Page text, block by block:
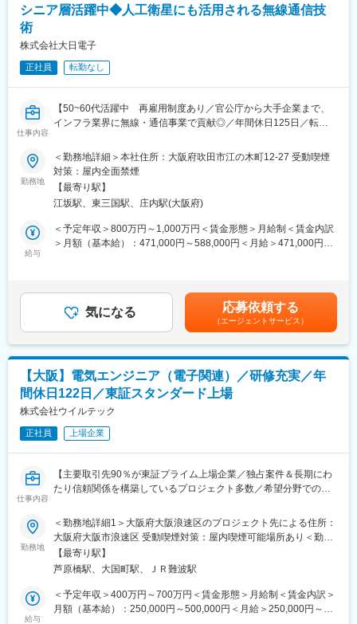
■弊社製品について
信によるシステム制御でギアを変速する機能などセンサーネット
ない新たな概念の制御機能を開発してきました。
環境で使用されます。こうした無線にとって不利な条件が重なる
状況で、電磁干渉や透過性、通信の安定性などの技術課題を解決
リールにおいても同様です。また、これらの技術課題を開発段階
で解決するため、机上のシミュレーションを行い、静的・動的解
析を行うことで開発リードタイムを短縮し、製品の性能や信頼性
向上に取り組んでいます。
■ミッション
昨今の通信・制御技術の進化に伴い、各国の規格や法規制が変化
れる中、設計開発段階での電磁波の挙動や無線特性に関する理論
的な予測や分析を行い、リアルタイムの挙動把握や性能の最適
化、ノイズや干渉問題の早期検出に繋げるべく募集を図ります
シニア層活躍中◆人工衛星にも活用される無線通信技
術
株式会社大日電子
正社員 転勤なし
仕事内容
【50~60代活躍中 再雇用制度あり／官公庁から大手企業まで、
インフラ業界に無線・通信事業で貢献◎／年間休日125日／転勤
■業務内容：列車無線・保守無線・基地局無線などをはじめとする
無線・通信機器の回路設計・高周波設計をプレイングマネージャ
ーとして実務もこなして頂きます。
・センサ、計測回路の設計
・音声のアナログ回路設計の経験
・マイコン周辺回路設計の経験
・全案件の設計グループ内進捗確認（重点内容）
すい環境となります。定年以降もエンジニアとして活躍したいと
いう意欲のあるメンバーが多いです
■扱う製品について
鉄道や電力会社などインフラ関連企業がメインになります
初期構想からアフターメンテナンスまで一貫して対応ができる点
で業界内で非常に高い信頼性を得ています。大手競合メーカーか
らのリプレイスもあります。
■やりがい
性・信頼性が求められます。もし無線や通信に異常が出た場合、
電車が動かなくなるなど、重大な影響を及ぼします。
名だたる大手インフラメーカーから、技術的な相談をもらう事も
少なくございません。あらゆる産業の無線・通信を支え我々の生
■会社の特長、魅力：
勤務地
＜勤務地詳細＞本社住所：大阪府吹田市江の木町12-27 受動喫煙
対策：屋内全面禁煙
【最寄り駅】
江坂駅、東三国駅、庄内駅(大阪府)
給与
＜予定年収＞800万円～1,000万円＜賃金形態＞月給制＜賃金内訳
＞月額（基本給）：471,000円～588,000円＜月給＞471,000円～
であり、選考を通じて上下する可能性があります。月給(月額)は固
定手当を含めた表記です。
気になる 応募依頼する
（エージェントサービス）
【大阪】電気エンジニア（電子関連）／研修充実／年
間休日122日／東証スタンダード上場
株式会社ウイルテック
正社員 上場企業
仕事内容
【主要取引先90％が東証プライム上場企業／独占案件＆長期にわ
たり信頼関係を構築しているプロジェクト多数／希望分野での配
122日・プライベート重視の働き方◎】
■業務内容：
自動車関連、医療機器、家電、産業機械を中心とした大手メーカ
ーを中心とした開発プロジェクトで電気設計をお任せします
経験に合わせて上流の要件定義から基本設計、詳細設計まで各フ
ェーズに参画いただきます。広い技術領域の中から適性・希望に
勤務地
＜勤務地詳細1＞大阪府大阪浪速区のプロジェクト先による住所：
大阪府大阪市浪速区 受動喫煙対策：屋内喫煙可能場所あり＜勤務
地詳細2＞その他住所：大阪府堺市 受動喫煙対策：屋内全面禁煙
＜勤務地詳細3＞その他住所：大阪府 東大阪市 受動喫煙対策：屋
【最寄り駅】
芦原橋駅、大国町駅、ＪＲ難波駅
給与
＜予定年収＞400万円～700万円＜賃金形態＞月給制＜賃金内訳＞
月額（基本給）：250,000円～500,000円＜月給＞250,000円～